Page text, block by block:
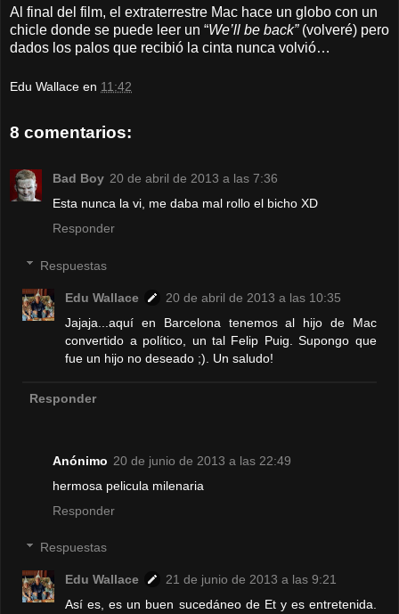
Al final del film, el extraterrestre Mac hace un globo con un
chicle donde se puede leer un “We’ll be back”(volveré) pero
dados los palos que recibió la cinta nunca volvió…
Edu Wallace en 11:42
8 comentarios:
Bad Boy 20 de abril de 2013 a las 7:36
Esta nunca la vi, me daba mal rollo el bicho XD
Responder
Respuestas
Edu Wallace
20 de abril de 2013 a las 10:35
Jajaja...aquí en Barcelona tenemos al hijo de Mac
convertido a político, un tal Felip Puig. Supongo que
fue un hijo no deseado ;). Un saludo!
Responder
Anónimo 20 de junio de 2013 a las 22:49
hermosa pelicula milenaria
Responder
Respuestas
Edu Wallace
21 de junio de 2013 a las 9:21
Así es, es un buen sucedáneo de Et y es entretenida.